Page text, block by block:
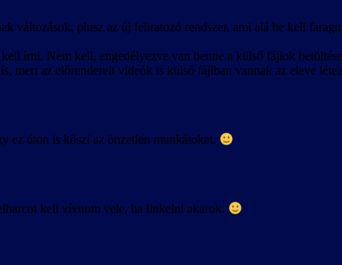
változások, plusz az új feliratozó rendszer, ami alá be kell
írni. Nem kell, engedélyezve van benne a külső fájlok
mert az előrenderelt videók is külső fájlban vannak az eleve
ez úton is köszi az önzetlen munkátokat.
kell vívnom vele, ha linkelni akarok.